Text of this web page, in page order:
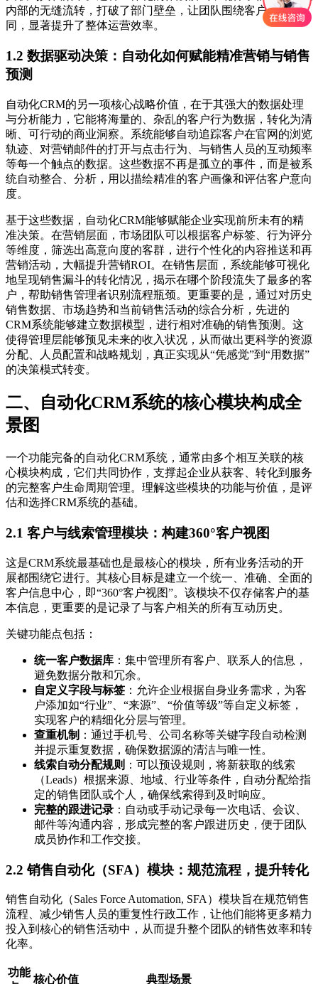
内部的无缝流转，打破了部门壁垒，让团队围绕客户高效协
同，显著提升了整体运营效率。
1.2 数据驱动决策：自动化如何赋能精准营销与销售
预测
自动化CRM的另一项核心战略价值，在于其强大的数据处理
与分析能力，它能将海量的、杂乱的客户行为数据，转化为清
晰、可行动的商业洞察。系统能够自动追踪客户在官网的浏览
轨迹、对营销邮件的打开与点击行为、与销售人员的互动频率
等每一个触点的数据。这些数据不再是孤立的事件，而是被系
统自动整合、分析，用以描绘精准的客户画像和评估客户意向
度。
基于这些数据，自动化CRM能够赋能企业实现前所未有的精
准决策。在营销层面，市场团队可以根据客户标签、行为评分
等维度，筛选出高意向度的客群，进行个性化的内容推送和再
营销活动，大幅提升营销ROI。在销售层面，系统能够可视化
地呈现销售漏斗的转化情况，揭示在哪个阶段流失了最多的客
户，帮助销售管理者识别流程瓶颈。更重要的是，通过对历史
销售数据、市场趋势和当前销售活动的综合分析，先进的
CRM系统能够建立数据模型，进行相对准确的销售预测。这
使得管理层能够预见未来的收入状况，从而做出更科学的资源
分配、人员配置和战略规划，真正实现从“凭感觉”到“用数据”
的决策模式转变。
二、自动化CRM系统的核心模块构成全
景图
一个功能完备的自动化CRM系统，通常由多个相互关联的核
心模块构成，它们共同协作，支撑起企业从获客、转化到服务
的完整客户生命周期管理。理解这些模块的功能与价值，是评
估和选择CRM系统的基础。
2.1 客户与线索管理模块：构建360°客户视图
这是CRM系统最基础也是最核心的模块，所有业务活动的开
展都围绕它进行。其核心目标是建立一个统一、准确、全面的
客户信息中心，即“360°客户视图”。该模块不仅存储客户的基
本信息，更重要的是记录了与客户相关的所有互动历史。
关键功能点包括：
统一客户数据库 ：集中管理所有客户、联系人的信息，
避免数据分散和冗余。
自定义字段与标签 ：允许企业根据自身业务需求，为客
户添加如“行业”、“来源”、“价值等级”等自定义标签，
实现客户的精细化分层与管理。
查重机制 ：通过手机号、公司名称等关键字段自动检测
并提示重复数据，确保数据源的清洁与唯一性。
线索自动分配规则 ：可以预设规则，将新获取的线索
（Leads）根据来源、地域、行业等条件，自动分配给指
定的销售团队或个人，确保线索得到及时响应。
完整的跟进记录 ：自动或手动记录每一次电话、会议、
邮件等沟通内容，形成完整的客户跟进历史，便于团队
成员协作和工作交接。
2.2 销售自动化（SFA）模块：规范流程，提升转化
销售自动化（Sales Force Automation, SFA）模块旨在规范销售
流程、减少销售人员的重复性行政工作，让他们能将更多精力
投入到核心的销售活动中，从而提升整个团队的销售效率和转
化率。
功能
核心价值 典型场景